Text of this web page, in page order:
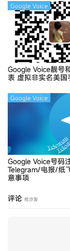
Google Voice靓号
表 虚拟非实名美国
Google Voice
Google Voice号码
Telegram/电报/纸
意事项
Google Voice
评论 抢沙发